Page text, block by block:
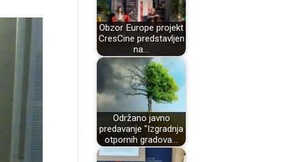
Obzor Europe projekt
CresCine predstavljen
na…
Održano javno
predavanje "Izgradnja
otpornih gradova…